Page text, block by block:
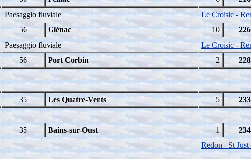
Paesaggio fluviale Le Croisic -
56 Glénac 10 226
Paesaggio fluviale Le Croisic -
56 Port Corbin 2 228
35 Les Quatre-Vents 5 233
35 Bains-sur-Oust 1 234
Redon - St Just